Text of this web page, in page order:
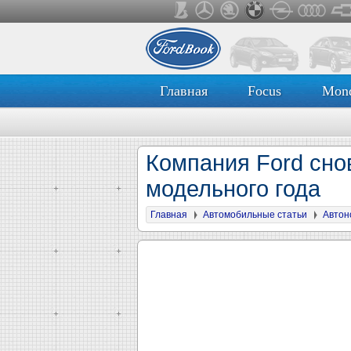
Главная Focus
Компания Ford
модельного года
Главная Автомобильные статьи